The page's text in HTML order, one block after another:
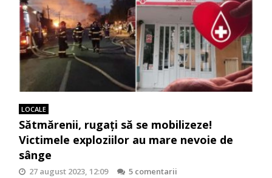
LOCALE
Sătmărenii, rugați să se mobilizeze!
Victimele exploziilor au mare nevoie de
sânge
27 august 2023, 12:09
5 comentarii